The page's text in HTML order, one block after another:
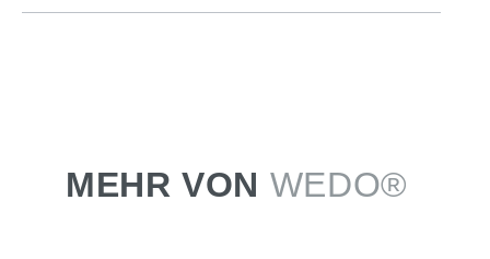
MEHR VON WEDO®